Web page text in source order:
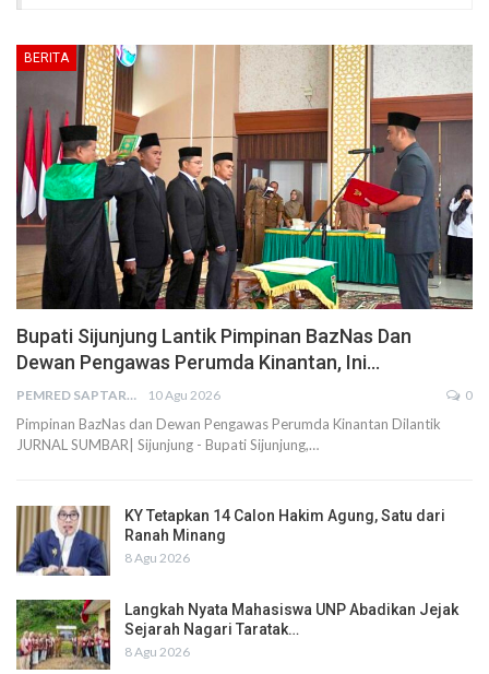
BERITA
Bupati Sijunjung Lantik Pimpinan BazNas Dan
Dewan Pengawas Perumda Kinantan, Ini…
PEMRED SAPTARIUS 10 Agu 2026 0
Pimpinan BazNas dan Dewan Pengawas Perumda Kinantan Dilantik
JURNAL SUMBAR| Sijunjung - Bupati Sijunjung,…
KY Tetapkan 14 Calon Hakim Agung, Satu dari
Ranah Minang
8 Agu 2026
Langkah Nyata Mahasiswa UNP Abadikan Jejak
Sejarah Nagari Taratak…
8 Agu 2026